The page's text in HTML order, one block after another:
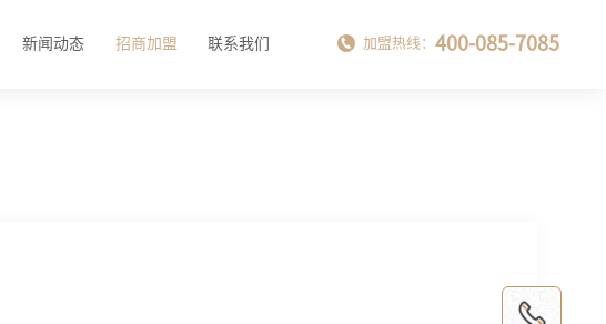
加盟热线：400-085-7085
新闻动态 招商加盟 联系我们